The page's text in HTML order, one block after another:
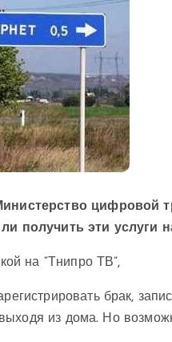
цифровой
получить эти услуги
на “Тнипро ТВ”,
брак,
из дома. Но